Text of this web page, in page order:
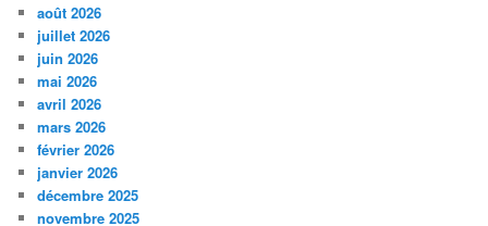
août 2026
juillet 2026
juin 2026
mai 2026
avril 2026
mars 2026
février 2026
janvier 2026
décembre 2025
novembre 2025